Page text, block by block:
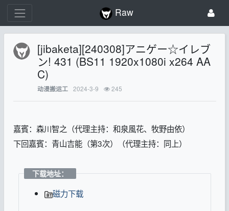
Raw
[jibaketa][240308]アニゲー☆イレブ
ン! 431 (BS11 1920x1080i x264 AA
C)
动漫搬运工 2024-3-9 245
嘉賓：森川智之（代理主持：和泉風花、牧野由依）
下回嘉賓：青山吉能（第3次）（代理主持：同上）
下载地址：
磁力下载